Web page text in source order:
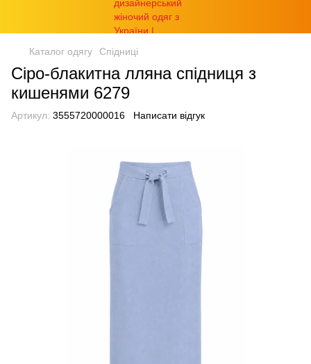
Каталог одягу Спідниці
Сіро-блакитна лляна спідниця з
кишенями 6279
Артикул: 3555720000016 Написати відгук